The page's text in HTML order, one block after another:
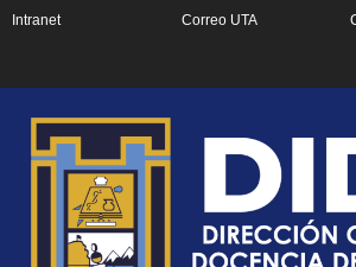
Intranet Correo UTA